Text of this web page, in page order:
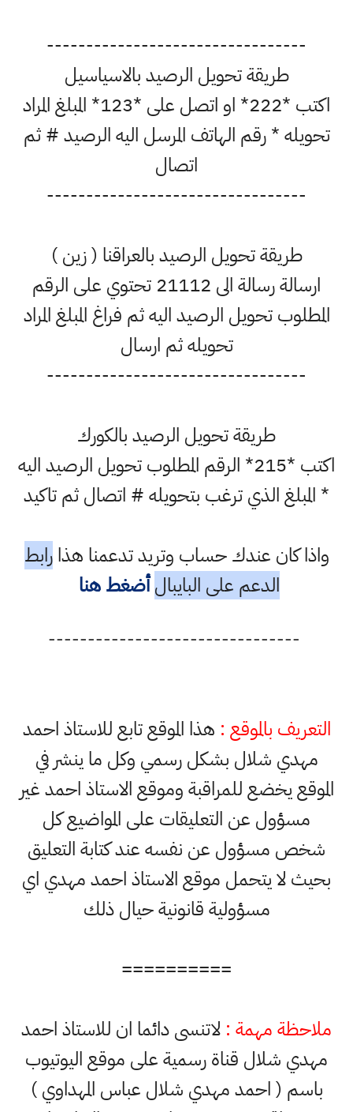
---------------------------------
طريقة تحويل الرصيد بالاسياسيل
اكتب *222* او اتصل على *123* المبلغ المراد
تحويله * رقم الهاتف المرسل اليه الرصيد # ثم
اتصال
---------------------------------
طريقة تحويل الرصيد بالعراقنا ( زين )
ارسالة رسالة الى 21112 تحتوي على الرقم
المطلوب تحويل الرصيد اليه ثم فراغ المبلغ المراد
تحويله ثم ارسال
---------------------------------
طريقة تحويل الرصيد بالكورك
اكتب *215* الرقم المطلوب تحويل الرصيد اليه
* المبلغ الذي ترغب بتحويله # اتصال ثم تاكيد
واذا كان عندك حساب وتريد تدعمنا هذارابط
الدعم على البايبال أضغط هنا
--------------------------------
التعريف بالموقع : هذا الموقع تابع للاستاذ احمد
مهدي شلال بشكل رسمي وكل ما ينشر في
الموقع يخضع للمراقبة وموقع الاستاذ احمد غير
مسؤول عن التعليقات على المواضيع كل
شخص مسؤول عن نفسه عند كتابة التعليق
بحيث لا يتحمل موقع الاستاذ احمد مهدي اي
مسؤولية قانونية حيال ذلك
==========
ملاحظة مهمة : لاتنسى دائما ان للاستاذ احمد
مهدي شلال قناة رسمية على موقع اليوتيوب
باسم ( احمد مهدي شلال عباس المهداوي )